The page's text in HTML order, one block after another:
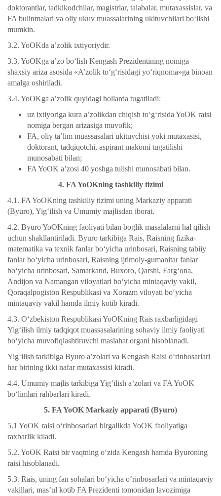
doktorantlar, tadkikodchilar, magistrlar, talabalar, mutaxassislar, va
FA bulinmalari va oliy ukuv muassalarining ukituvchilari bo‘lishi
mumkin.
3.2. YoOKda a’zolik ixtiyoriydir.
3.3. YoOKga a’zo bo‘lish Kengash Prezidentining nomiga
shaxsiy ariza asosida «A’zolik to‘g‘risidagi yo‘riqnoma»ga binoan
amalga oshiriladi.
3.4. YoOKga a’zolik quyidagi hollarda tugatiladi:
uz ixtiyoriga kura a’zolikdan chiqish to‘g‘risida YoOK raisi
nomiga bergan arizasiga muvofik;
FA, oliy ta’lim muassasalari ukituvchisi yoki mutaxasisi,
doktorant, tadqiqotchi, aspirant makomi tugatilishi
munosabati bilan;
FA YoOK a’zosi 40 yoshga tulishi munosabati bilan.
4. FA YoOKning tashkiliy tizimi
4.1. FA YoOKning tashkiliy tizimi uning Markaziy apparati
(Byuro), Yig‘ilish va Umumiy majlisdan iborat.
4.2. Byuro YoOKning faoliyati bilan boglik masalalarni hal qilish
uchun shakllantiriladi. Byuro tarkibiga Rais, Raisning fizika-
matematika va texnik fanlar bo‘yicha urinbosari, Raisning tabiiy
fanlar bo‘yicha urinbosari, Raisning ijtimoiy-gumanitar fanlar
bo‘yicha urinbosari, Samarkand, Buxoro, Qarshi, Farg‘ona,
Andijon va Namangan viloyatlari bo‘yicha mintaqaviy vakil,
Qoraqalpogiston Respublikasi va Xorazm viloyati bo‘yicha
mintaqaviy vakil hamda ilmiy kotib kiradi.
4.3. O‘zbekiston Respublikasi YoOKning Rais raxbarligidagi
Yig‘ilish ilmiy tadqiqot muassasalarining sohaviy ilmiy faoliyati
bo‘yicha muvofiqlashtiruvchi maslahat organi hisoblanadi.
Yig‘ilish tarkibiga Byuro a’zolari va Kengash Raisi o‘rinbosarlari
har birining ikki nafar mutaxassisi kiradi.
4.4. Umumiy majlis tarkibiga Yig‘ilish a’zolari va FA YoOK
bo‘limlari rahbarlari kiradi.
5. FA YoOK Markaziy apparati (Byuro)
5.1 YoOK raisi o‘rinbosarlari birgalikda YoOK faoliyatiga
raxbarlik kiladi.
5.2. YoOK Raisi bir vaqtning o‘zida Kengash hamda Byuroning
raisi hisoblanadi.
5.3. Rais, uning fan sohalari bo‘yicha o‘rinbosarlari va mintaqaviy
vakillari, mas’ul kotib FA Prezidenti tomonidan lavozimiga